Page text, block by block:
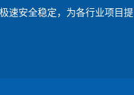
速安全稳定，为各行业项目提